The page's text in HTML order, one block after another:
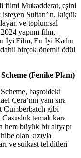
filmi Mukadderat, eşini
Sultan’ın, küçük
ve toplumsal
yapımı film,
İyi Film, En İyi Kadın
birçok önemli ödül
(Fenike Planı)
başroldeki
Cera’nın yanı sıra
Cumberbatch gibi
temalı kara
hem büyük bir altyapı
olan kızıyla
ve suikast tehditleri